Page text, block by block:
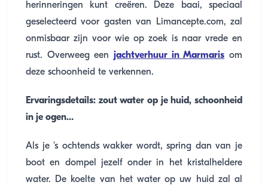
herinneringen kunt creëren. Deze baai, speciaal
geselecteerd voor gasten van Limancepte.com, zal
onmisbaar zijn voor wie op zoek is naar vrede en
rust. Overweeg een jachtverhuur in Marmaris om
deze schoonheid te verkennen.
Ervaringsdetails: zout water op je huid, schoonheid
in je ogen…
Als je 's ochtends wakker wordt, spring dan van je
boot en dompel jezelf onder in het kristalheldere
water. De koelte van het water op uw huid zal al